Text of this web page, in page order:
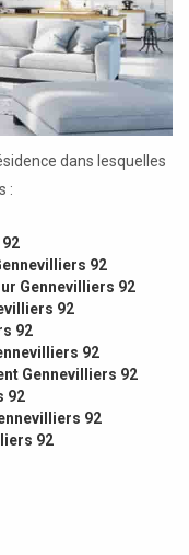
dans lesquelles
:
92
Gennevilliers 92
92
92
92
Gennevilliers 92
92
92
92